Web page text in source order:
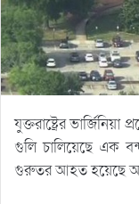
যুক্তরাষ্ট্রের
গুলি চালিয়েছে এক
গুরুতর আহত হয়েছে